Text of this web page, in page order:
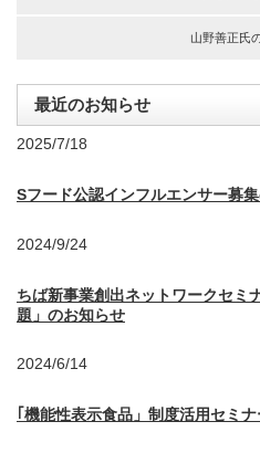
山野善正氏
最近のお知らせ
2025/7/18
Sフード公認インフルエンサー募
2024/9/24
ちば新事業創出ネットワークセミ
題」のお知らせ
2024/6/14
｢機能性表示食品」制度活用セミ